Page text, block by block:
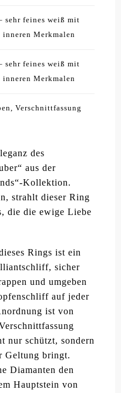
sehr feines weiß mit
Merkmalen
sehr feines weiß mit
Merkmalen
Verschnittfassung
des
aus der
Kollektion.
strahlt dieser Ring
die die ewige Liebe
Rings ist ein
sicher
und umgeben
auf jeder
ist von
nur schützt, sondern
Geltung bringt.
Diamanten den
Hauptstein von